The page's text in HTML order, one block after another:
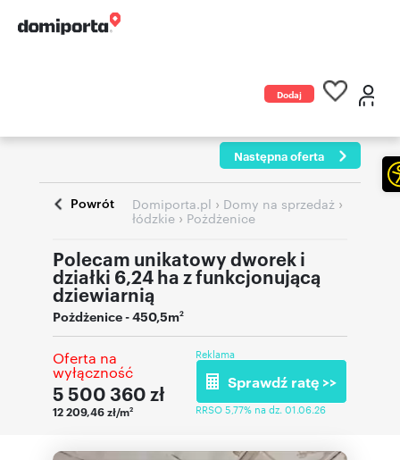
Dodaj
Następna oferta
Powrót Domiporta.pl › Domy na sprzedaż ›
łódzkie › Pożdżenice
Polecam unikatowy dworek i
działki 6,24 ha z funkcjonującą
dziewiarnią
Pożdżenice- 450,5m2
Oferta na
wyłączność
5 500 360 zł
12 209,46 zł/m2
Reklama
Sprawdź ratę >>
RRSO 5,77% na dz. 01.06.26